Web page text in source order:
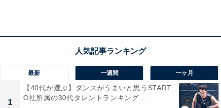
すべての謎を解いた一は、オペラ座館にいる全員を集め
てトリックの謎を説明していきます。オペラ座の怪人を
なぞるような一連の犯行は、ファントムと呼ばれ行方を
晦ましている天才俳優・霧生（古川雄大）による復讐で
最新 一週間 一ヶ月
1
【40代が選ぶ】ダンスがうまいと思うSTART
O社所属の30代タレントランキング...